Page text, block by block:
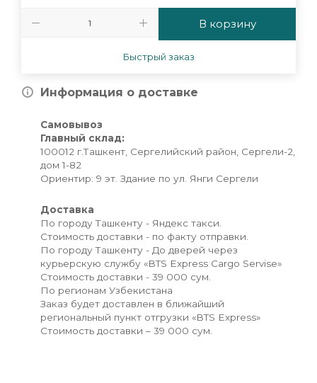
В корзину
Быстрый заказ
Информация о доставке
Самовывоз
Главный склад:
100012 г.Ташкент, Сергелийский район, Сергели-2,
дом 1-82
Ориентир: 9 эт. Здание по ул. Янги Сергели
Доставка
По городу Ташкенту - Яндекс такси.
Стоимость доставки - по факту отправки.
По городу Ташкенту - До дверей через
курьерскую службу «BTS Express Cargo Servise»
Стоимость доставки - 39 000 сум.
По регионам Узбекистана
Заказ будет доставлен в ближайший
региональный пункт отгрузки «BTS Express»
Стоимость доставки – 39 000 сум.